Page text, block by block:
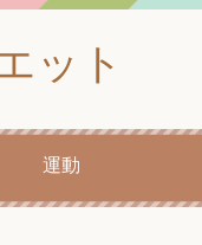
ット
運動